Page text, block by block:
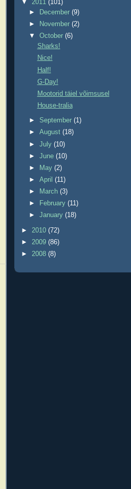
▼ 2011 (101)
►
December(9)
►
November(2)
▼October(6)
Sharks!
Nice!
Half!
G-Day!
Mootorid täiel võimsusel
House-tralia
► September(1)
►August(18)
►July(10)
►June(10)
►
May(2)
►April(11)
►
March(3)
►
February(11)
►January(18)
► 2010 (72)
► 2009 (86)
► 2008 (8)